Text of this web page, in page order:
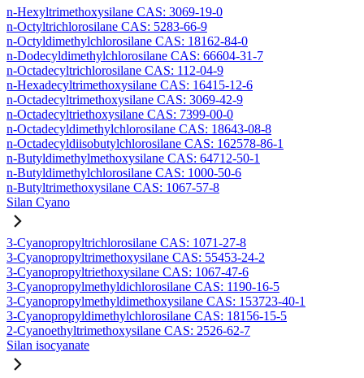
n-Hexyltrimethoxysilane CAS: 3069-19-0
n-Octyltrichlorosilane CAS: 5283-66-9
n-Octyldimethylchlorosilane CAS: 18162-84-0
n-Dodecyldimethylchlorosilane CAS: 66604-31-7
n-Octadecyltrichlorosilane CAS: 112-04-9
n-Hexadecyltrimethoxysilane CAS: 16415-12-6
n-Octadecyltrimethoxysilane CAS: 3069-42-9
n-Octadecyltriethoxysilane CAS: 7399-00-0
n-Octadecyldimethylchlorosilane CAS: 18643-08-8
n-Octadecyldiisobutylchlorosilane CAS: 162578-86-1
n-Butyldimethylmethoxysilane CAS: 64712-50-1
n-Butyldimethylchlorosilane CAS: 1000-50-6
n-Butyltrimethoxysilane CAS: 1067-57-8
Silan Cyano
3-Cyanopropyltrichlorosilane CAS: 1071-27-8
3-Cyanopropyltrimethoxysilane CAS: 55453-24-2
3-Cyanopropyltriethoxysilane CAS: 1067-47-6
3-Cyanopropylmethyldichlorosilane CAS: 1190-16-5
3-Cyanopropylmethyldimethoxysilane CAS: 153723-40-1
3-Cyanopropyldimethylchlorosilane CAS: 18156-15-5
2-Cyanoethyltrimethoxysilane CAS: 2526-62-7
Silan isocyanate